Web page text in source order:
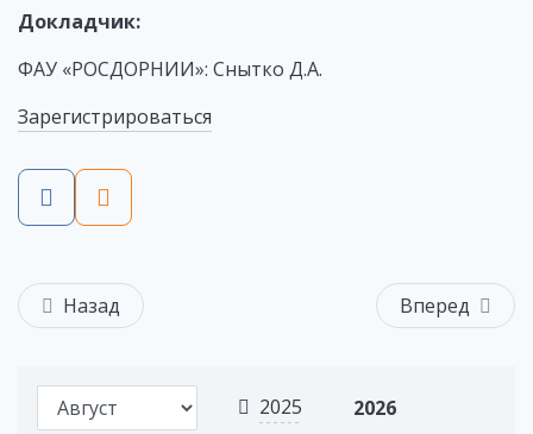
2025 2026
Докладчик:
ФАУ «РОСДОРНИИ»: Снытко Д.А.
Зарегистрироваться
Назад Вперед